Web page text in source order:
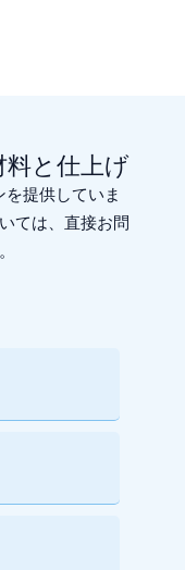
料と仕上げ
提供していま
ては、直接お問